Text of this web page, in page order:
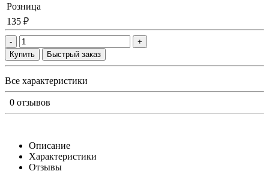
Розница
135 ₽
-
+
Купить
Быстрый заказ
Все характеристики
0 отзывов
Описание
Характеристики
Отзывы